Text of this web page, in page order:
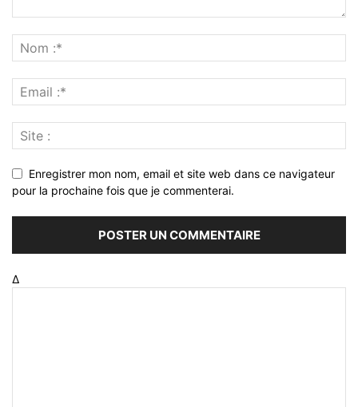
Enregistrer mon nom, email et site web dans ce navigateur
pour la prochaine fois que je commenterai.
Δ